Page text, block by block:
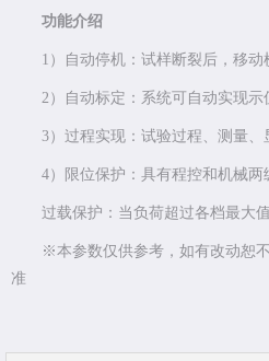
功能介绍
1）自动停机：试样断裂后，移动
2）自动标定：系统可自动实现示
3）过程实现：试验过程、测量、
4）限位保护：具有程控和机械两
过载保护：当负荷超过各档最大
※本参数仅供参考，如有改动恕
准